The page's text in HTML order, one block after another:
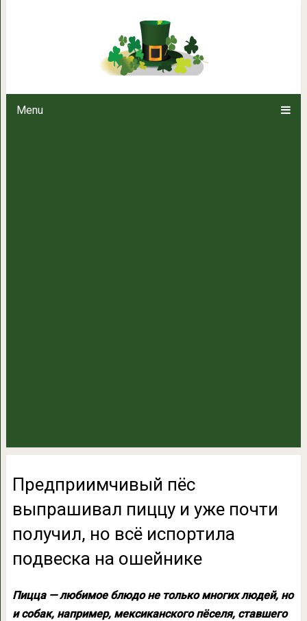
Menu
Предприимчивый пёс
но всё испортила
Предприимчивый пёс
выпрашивал пиццу и уже почти
получил, но всё испортила
подвеска на ошейнике
Пицца — любимое блюдо не только многих людей, но
и собак, например, мексиканского пёселя, ставшего